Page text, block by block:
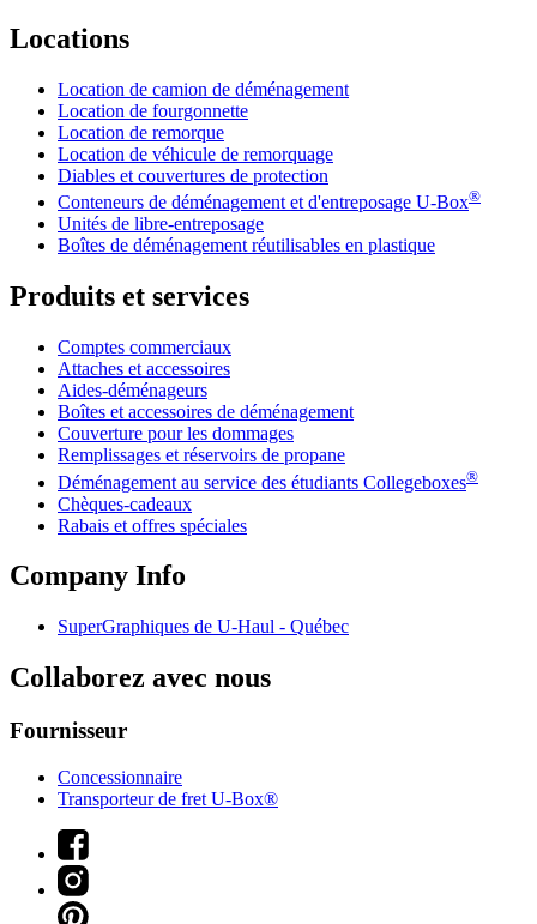
Locations
Location de camion de déménagement
Location de fourgonnette
Location de remorque
Location de véhicule de remorquage
Diables et couvertures de protection
Conteneurs de déménagement et d'entreposage U-Box®
Unités de libre-entreposage
Boîtes de déménagement réutilisables en plastique
Produits et services
Comptes commerciaux
Attaches et accessoires
Aides-déménageurs
Boîtes et accessoires de déménagement
Couverture pour les dommages
Remplissages et réservoirs de propane
Déménagement au service des étudiants Collegeboxes®
Chèques-cadeaux
Rabais et offres spéciales
Company Info
SuperGraphiques de U-Haul - Québec
Collaborez avec nous
Fournisseur
Concessionnaire
Transporteur de fret U-Box®